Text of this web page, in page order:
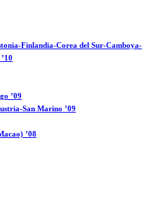
Finlandia-Corea del Sur-Camboya-
’09
San Marino ’09
’08